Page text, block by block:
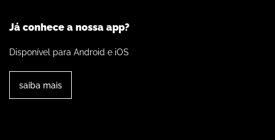
Já conhece a nossa app?
Disponível para Android e iOS
saiba mais